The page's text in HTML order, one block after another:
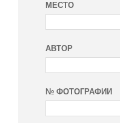
МЕСТО
АВТОР
№ ФОТОГРАФИИ